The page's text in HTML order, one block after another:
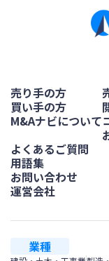
売り手の方
買い手の方
M&Aナビについて
よくあるご質問
用語集
お問い合わせ
運営会社
業種